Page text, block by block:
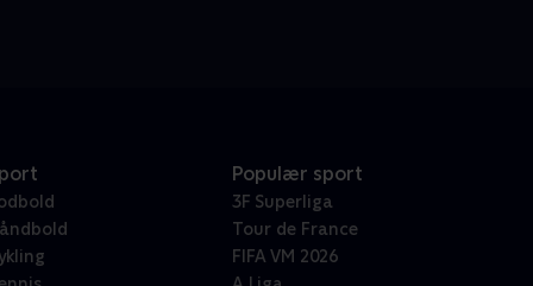
Populær sport
3F Superliga
Tour de France
FIFA VM 2026